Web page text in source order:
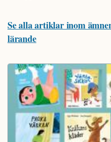
Se alla artiklar inom
lärande